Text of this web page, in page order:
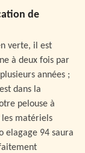
de
verte, il est
à deux fois par
années ;
dans la
pelouse à
les matériels
elagage 94 saura